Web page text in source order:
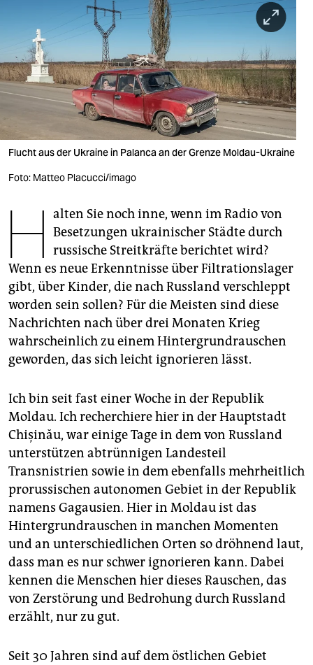
verlag
veranstaltungen
shop
unterstützen
abo
genossenschaft
epaper login
Flucht aus der Ukraine in Palanca an der Grenze Moldau-Ukraine
Foto: Matteo Placucci/imago
H alten Sie noch inne, wenn im Radio von
Besetzungen ukrainischer Städte durch
russische Streitkräfte berichtet wird?
Wenn es neue Erkenntnisse über Filtrationslager
gibt, über Kinder, die nach Russland verschleppt
worden sein sollen? Für die Meisten sind diese
Nachrichten nach über drei Monaten Krieg
wahrscheinlich zu einem Hintergrundrauschen
geworden, das sich leicht ignorieren lässt.
Ich bin seit fast einer Woche in der Republik
Moldau. Ich recherchiere hier in der Hauptstadt
Chișinău, war einige Tage in dem von Russland
unterstützen abtrünnigen Landesteil
Transnistrien sowie in dem ebenfalls mehrheitlich
prorussischen autonomen Gebiet in der Republik
namens Gagausien. Hier in Moldau ist das
Hintergrundrauschen in manchen Momenten
und an unterschiedlichen Orten so dröhnend laut,
dass man es nur schwer ignorieren kann. Dabei
kennen die Menschen hier dieses Rauschen, das
von Zerstörung und Bedrohung durch Russland
erzählt, nur zu gut.
Seit 30 Jahren sind auf dem östlichen Gebiet